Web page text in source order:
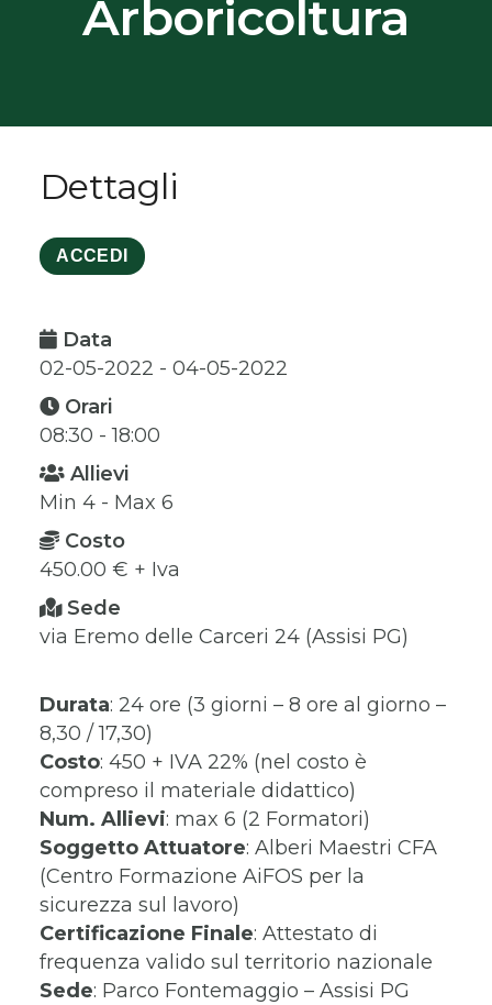
Arboricoltura
Durata: 24 ore (3 giorni – 8 ore al giorno –
8,30 / 17,30)
Costo: 450 + IVA 22% (nel costo è
compreso il materiale didattico)
Num. Allievi: max 6 (2 Formatori)
Soggetto Attuatore: Alberi Maestri CFA
(Centro Formazione AiFOS per la
sicurezza sul lavoro)
Certificazione Finale: Attestato di
frequenza valido sul territorio nazionale
Sede: Parco Fontemaggio – Assisi PG
Dettagli
ACCEDI
Data
02-05-2022 - 04-05-2022
Orari
08:30 - 18:00
Allievi
Min 4 - Max 6
Costo
450.00 € + Iva
Sede
via Eremo delle Carceri 24 (Assisi PG)